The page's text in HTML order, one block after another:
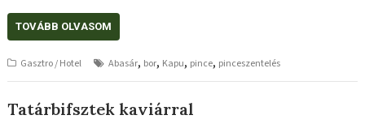
TOVÁBB OLVASOM
Gasztro / Hotel Abasár, bor, Kapu, pince, pinceszentelés
Tatárbifsztek kaviárral